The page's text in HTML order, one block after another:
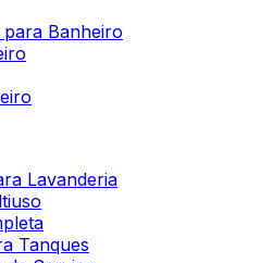
Banheiro
Lavanderia
Tanques